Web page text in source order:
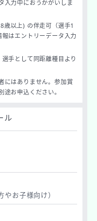
入力中におうかがいしま
以上) の伴走可（選手1
はエントリーデータ入力
手として同距離種目より
にはありません。参加賞
お申込ください。
ル
お子様向け）